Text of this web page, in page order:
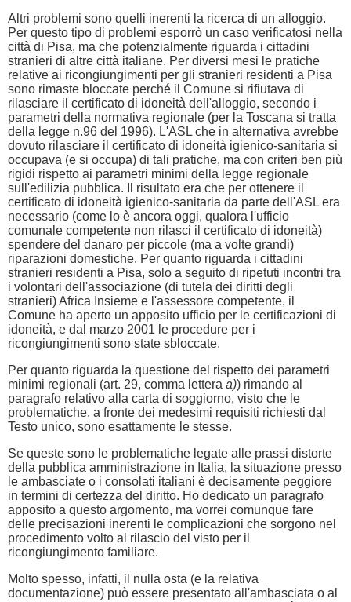
Altri problemi sono quelli inerenti la ricerca di un alloggio.
Per questo tipo di problemi esporrò un caso verificatosi nella
città di Pisa, ma che potenzialmente riguarda i cittadini
stranieri di altre città italiane. Per diversi mesi le pratiche
relative ai ricongiungimenti per gli stranieri residenti a Pisa
sono rimaste bloccate perché il Comune si rifiutava di
rilasciare il certificato di idoneità dell'alloggio, secondo i
parametri della normativa regionale (per la Toscana si tratta
della legge n.96 del 1996). L'ASL che in alternativa avrebbe
dovuto rilasciare il certificato di idoneità igienico-sanitaria si
occupava (e si occupa) di tali pratiche, ma con criteri ben più
rigidi rispetto ai parametri minimi della legge regionale
sull'edilizia pubblica. Il risultato era che per ottenere il
certificato di idoneità igienico-sanitaria da parte dell'ASL era
necessario (come lo è ancora oggi, qualora l'ufficio
comunale competente non rilasci il certificato di idoneità)
spendere del danaro per piccole (ma a volte grandi)
riparazioni domestiche. Per quanto riguarda i cittadini
stranieri residenti a Pisa, solo a seguito di ripetuti incontri tra
i volontari dell'associazione (di tutela dei diritti degli
stranieri) Africa Insieme e l'assessore competente, il
Comune ha aperto un apposito ufficio per le certificazioni di
idoneità, e dal marzo 2001 le procedure per i
ricongiungimenti sono state sbloccate.
Per quanto riguarda la questione del rispetto dei parametri
minimi regionali (art. 29, comma lettera a)) rimando al
paragrafo relativo alla carta di soggiorno, visto che le
problematiche, a fronte dei medesimi requisiti richiesti dal
Testo unico, sono esattamente le stesse.
Se queste sono le problematiche legate alle prassi distorte
della pubblica amministrazione in Italia, la situazione presso
le ambasciate o i consolati italiani è decisamente peggiore
in termini di certezza del diritto. Ho dedicato un paragrafo
apposito a questo argomento, ma vorrei comunque fare
delle precisazioni inerenti le complicazioni che sorgono nel
procedimento volto al rilascio del visto per il
ricongiungimento familiare.
Molto spesso, infatti, il nulla osta (e la relativa
documentazione) può essere presentato all'ambasciata o al